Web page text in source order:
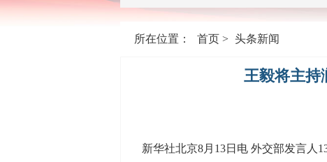
所在位置： 首页 > 头条新闻
王毅将主持
新华社北京8月13日电 外交部发言人